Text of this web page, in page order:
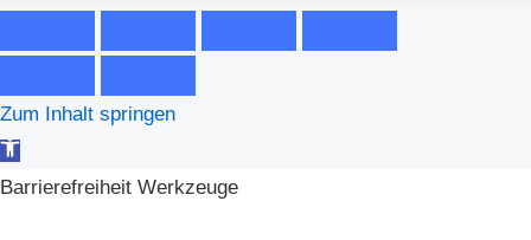
Zum Inhalt springen
Werkzeugleiste
öffnen
Barrierefreiheit Werkzeuge